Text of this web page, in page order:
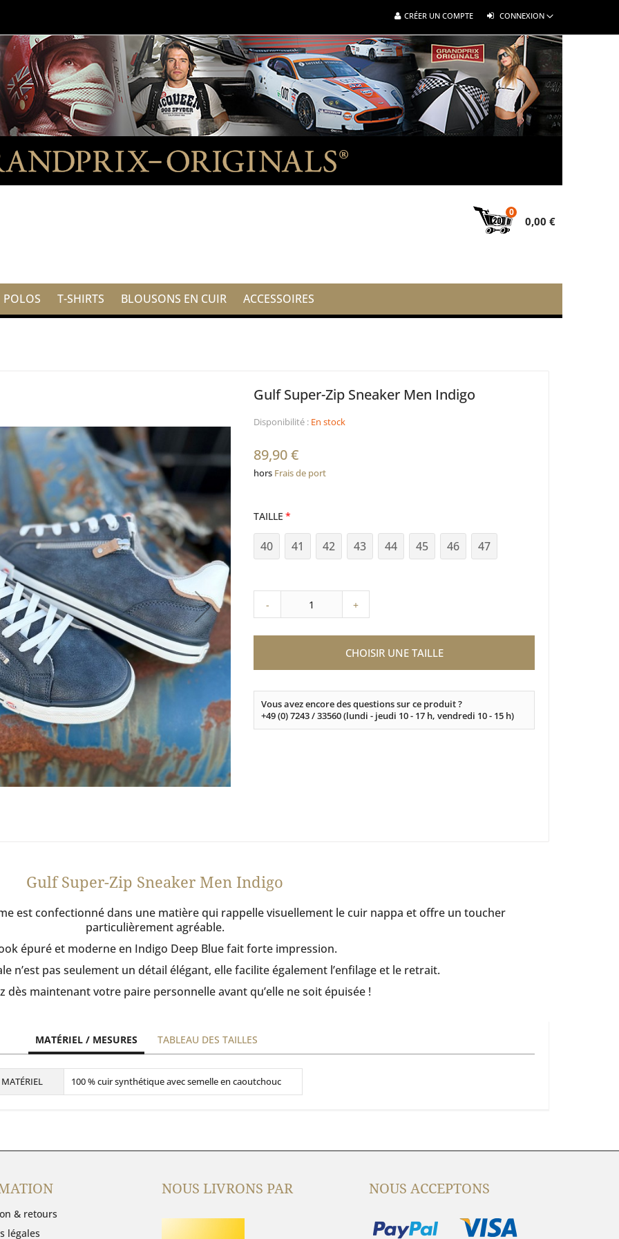
CONNEXION
CRÉER UN COMPTE
0,00 €
0
POLOS T-SHIRTS BLOUSONS EN CUIR ACCESSOIRES
Gulf Super-Zip Sneaker Men Indigo
Disponibilité : En stock
89,90 €
hors Frais de port
TAILLE
40 41 42 43 44 45 46 47
- +
CHOISIR UNE TAILLE
Vous avez encore des questions sur ce produit ?
+49 (0) 7243 / 33560 (lundi - jeudi 10 - 17 h, vendredi 10 - 15 h)
Gulf Super-Zip Sneaker Men Indigo
est confectionné dans une matière qui rappelle visuellement le cuir nappa et offre un toucher
particulièrement agréable.
épuré et moderne en Indigo Deep Blue fait forte impression.
n’est pas seulement un détail élégant, elle facilite également l’enfilage et le retrait.
dès maintenant votre paire personnelle avant qu’elle ne soit épuisée !
MATÉRIEL / MESURES
Matériel
MATÉRIEL 100 % cuir synthétique avec semelle en caoutchouc
TABLEAU DES TAILLES
& retours
légales
NOUS LIVRONS PAR NOUS ACCEPTONS